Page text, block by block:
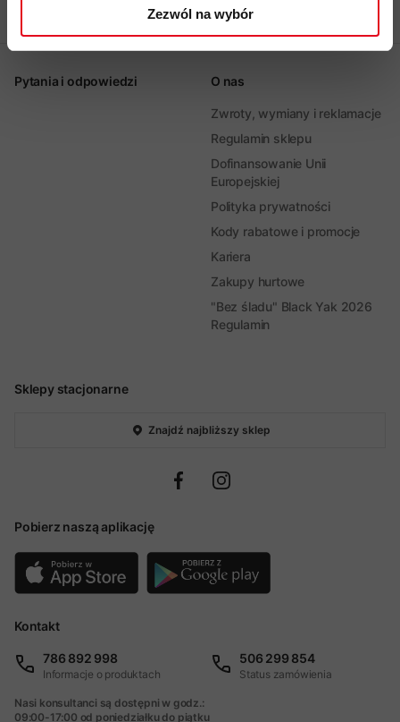
Zezwól na wybór
Sklepy stacjonarne
Znajdź najbliższy sklep
Pobierz naszą aplikację
Pytania i odpowiedzi O nas
Zwroty, wymiany i reklamacje
Regulamin sklepu
Dofinansowanie Unii
Europejskiej
Polityka prywatności
Kody rabatowe i promocje
Kariera
Zakupy hurtowe
"Bez śladu" Black Yak 2026
Regulamin
Kontakt
786 892 998
Informacje o produktach
506 299 854
Status zamówienia
Nasi konsultanci są dostępni w godz.:
09:00-17:00 od poniedziałku do piątku